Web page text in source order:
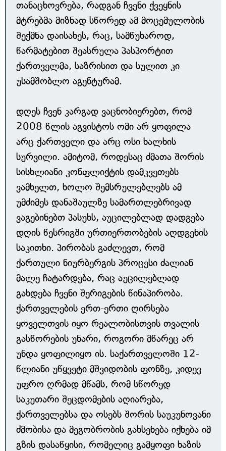
თანაცხოვრება, რადგან ჩვენი ქვეყნის
მტრებმა მიზნად სწორედ ამ მოცემულობის
შექმნა დაისახეს, რაც, სამწუხაროდ,
წარმატებით შეასრულა პასპორტით
ქართველმა, საზრისით და სულით კი
უსამშობლო აგენტურამ.
დღეს ჩვენ კარგად ვაცნობიერებთ, რომ
2008 წლის აგვისტოს ომი არ ყოფილა
არც ქართველი და არც ოსი ხალხის
სურვილი. ამიტომ, როდესაც ძმათა შორის
სისხლიანი კონფლიქტის დამკვეთებს
ვამხელთ, ხოლო შემსრულებლებს ამ
უმძიმეს დანაშაულზე სამართლებრივად
ვაგებინებთ პასუხს, აუცილებლად დადგება
დღის წესრიგში ურთიერთობების აღდგენის
საკითხი. პირობას გაძლევთ, რომ
ქართული ნიურბერგის პროცესი ძალიან
მალე ჩატარდება, რაც აუცილებლად
გახდება ჩვენი შერიგების წინაპირობა.
ქართველების ერთ-ერთი ღირსება
ყოველთვის იყო რეალობისთვის თვალის
გასწორების უნარი, როგორი მწარეც არ
უნდა ყოფილიყო ის. საქართველოში 12-
წლიანი უწყვეტი მშვიდობის ფონზე, კიდევ
უფრო ღრმად მწამს, რომ სწორედ
საკუთარი შეცდომების აღიარება,
ქართველებსა და ოსებს შორის საუკუნოვანი
ძმობისა და მეგობრობის გახსენება იქნება იმ
გზის დასაწყისი, რომელიც გამყოფი ხაზის